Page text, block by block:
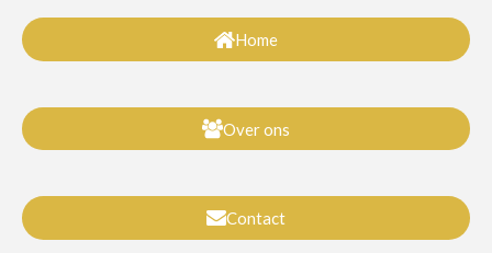
Home
Over ons
Contact